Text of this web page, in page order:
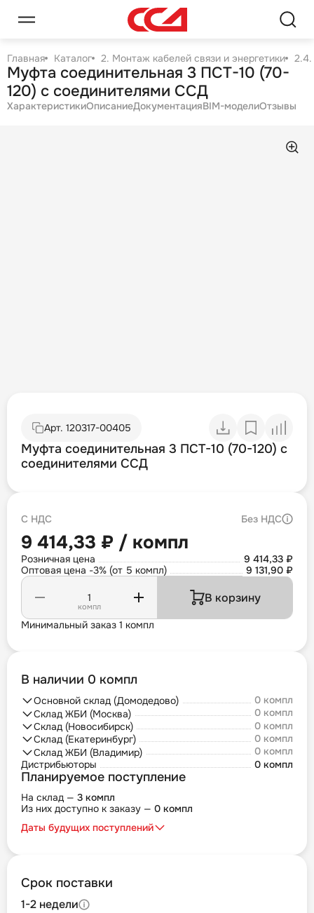
Главная Каталог 2. Монтаж кабелей связи и энергетики 2.4.
Муфта соединительная 3 ПСТ-10 (70-
120) с соединителями ССД
ХарактеристикиОписаниеДокументацияBIM-моделиОтзывы
Арт. 120317-00405
Муфта соединительная 3 ПСТ-10 (70-120) с
соединителями ССД
С НДС Без НДС
9 414,33 ₽ / компл
Розничная цена
9 414,33 ₽
Оптовая цена -3% (от 5 компл)
9 131,90 ₽
компл
В корзину
Минимальный заказ 1 компл
В наличии 0 компл
Основной склад (Домодедово)
0 компл
Склад ЖБИ (Москва)
0 компл
Склад (Новосибирск)
0 компл
Склад (Екатеринбург)
0 компл
Склад ЖБИ (Владимир)
0 компл
Дистрибьюторы
0 компл
Планируемое поступление
На склад — 3 компл
Из них доступно к заказу — 0 компл
Даты будущих поступлений
Срок поставки
1-2 недели